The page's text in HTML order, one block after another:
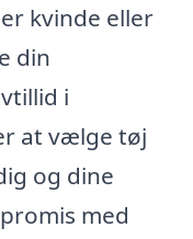
kvinde eller
din
i
at vælge tøj
og dine
med